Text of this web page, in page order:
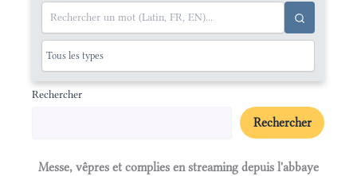
Rechercher
Rechercher
Messe, vêpres et complies en streaming depuis l'abbaye